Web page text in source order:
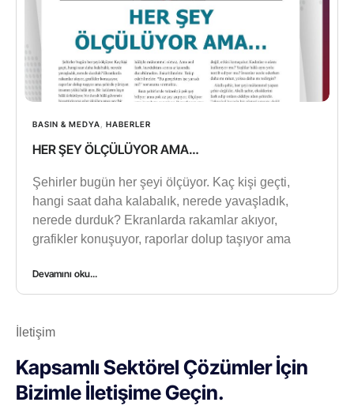
BASIN & MEDYA, HABERLER
HER ŞEY ÖLÇÜLÜYOR AMA…
Şehirler bugün her şeyi ölçüyor. Kaç kişi geçti,
hangi saat daha kalabalık, nerede yavaşladık,
nerede durduk? Ekranlarda rakamlar akıyor,
grafikler konuşuyor, raporlar dolup taşıyor ama
Devamını oku...
İletişim
Kapsamlı Sektörel Çözümler İçin
Bizimle İletişime Geçin.